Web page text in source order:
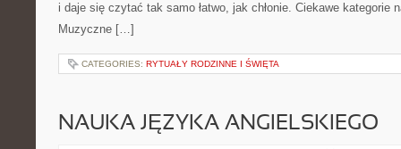
i daje się czytać tak samo łatwo, jak chłonie. Ciekawe kategorie
Muzyczne […]
CATEGORIES: RYTUAŁY RODZINNE I ŚWIĘTA
NAUKA JĘZYKA ANGIELSKIEGO